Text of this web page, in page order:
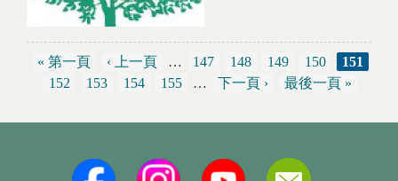
頁面
« 第一頁 ‹ 上一頁 … 147 148 149 150
151
152
153 154 155 … 下一頁 › 最後一頁 »